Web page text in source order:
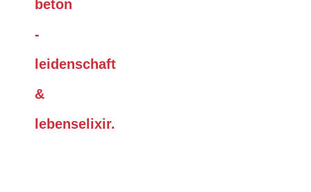
beton
-
leidenschaft
&
lebenselixir.